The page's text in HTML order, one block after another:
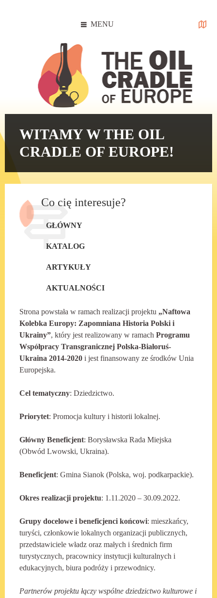
MENU
WITAMY W THE OIL
CRADLE OF EUROPE!
Co cię interesuje?
GŁÓWNY
KATALOG
ARTYKUŁY
AKTUALNOŚCI
Strona powstała w ramach realizacji projektu „Naftowa
Kolebka Europy: Zapomniana Historia Polski i
Ukrainy”, który jest realizowany w ramach Programu
Współpracy Transgranicznej Polska-Białoruś-
Ukraina 2014-2020 i jest finansowany ze środków Unia
Europejska.
Cel tematyczny: Dziedzictwo.
Priorytet: Promocja kultury i historii lokalnej.
Główny Beneficjent: Borysławska Rada Miejska
(Obwód Lwowski, Ukraina).
Beneficjent: Gmina Sianok (Polska, woj. podkarpackie).
Okres realizacji projektu: 1.11.2020 – 30.09.2022.
Grupy docelowe i beneficjenci końcowi: mieszkańcy,
turyści, członkowie lokalnych organizacji publicznych,
przedstawiciele władz oraz małych i średnich firm
turystycznych, pracownicy instytucji kulturalnych i
edukacyjnych, biura podróży i przewodnicy.
Partnerów projektu łączy wspólne dziedzictwo kulturowe i